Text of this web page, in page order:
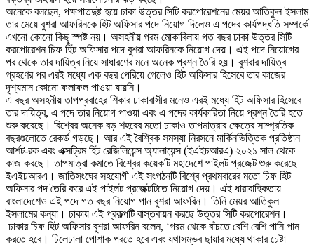
অনেকে বলছেন, পক্ষপাতদুষ্ট হয়ে ঢাকা উত্তর সিটি করপোরেশনের মেয়র আতিকুল ইসলাম
তার মেয়ে বুশরা আফরিনকে হিট অফিসার পদে নিয়োগ দিলেও এ পদের কার্যপদ্ধতি সম্পর্কে
এখনো কোনো কিছু স্পষ্ট নয়। অসহনীয় গরম মোকাবিলায় গত বছর ঢাকা উত্তর সিটি
করপোরেশন চিফ হিট অফিসার পদে বুশরা আফরিনকে নিয়োগ দেয়। এই পদে নিয়োগের
পর থেকে তার দায়িত্ব নিয়ে সাধারণের মনে অনেক প্রশ্ন তৈরি হয়। বুশরার দায়িত্ব
গ্রহণের পর এরই মধ্যে এক বছর পেরিয়ে গেলেও হিট অফিসার হিসেবে তার কাজের
দৃশ্যমান কোনো ফলাফল পাওয়া যায়নি।
এ বছর অসহনীয় তাপপ্রবাহের শিকার ঢাকাবাসীর মনেও এরই মধ্যে হিট অফিসার হিসেবে
তার দায়িত্ব, এ পদে তার নিয়োগ পাওয়া এবং এ পদের কার্যকারিতা নিয়ে প্রশ্ন তৈরি হতে
শুরু করেছে। বিশ্বের অনেক বড় শহরের মতো ঢাকাও তাপমাত্রার ক্ষেত্রে সাম্প্রতিক
বছরগুলোতে রেকর্ড গড়ছে। আর এই বৈশ্বিক সমস্যা নিরসনে মার্কিনভিত্তিক প্রতিষ্ঠান
আর্শট-রক এবং এক্সট্রিম হিট রেজিলিয়েন্স অ্যালায়েন্স (ইএইচআরএ) ২০২১ সাল থেকে
কাজ করছে। তাপমাত্রা কমাতে বিশ্বের কয়েকটি মহাদেশে পাইলট প্রজেক্ট শুরু করেছে
ইএইচআরএ। জাতিসংঘের সহযোগী এই সংগঠনটি বিশ্বে প্রথমবারের মতো চিফ হিট
অফিসার পদ তৈরি করে এই পাইলট প্রজেক্টটিতে নিয়োগ দেয়। এই ধারাবাহিকতায়
বাংলাদেশেও এই পদে গত বছর নিয়োগ পান বুশরা আফরিন। তিনি মেয়র আতিকুল
ইসলামের কন্যা। ঢাকায় এই প্রকল্পটি বাস্তবায়ন করছে উত্তর সিটি করপোরেশন।
ঢাকার চিফ হিট অফিসার বুশরা আফরিন বলেন, ‘গরম থেকে বাঁচতে বেশি বেশি পানি পান
করতে হবে। ঢিলেঢালা পোশাক পরতে হবে এবং যথাসম্ভব ছায়ার মধ্যে থাকার চেষ্টা